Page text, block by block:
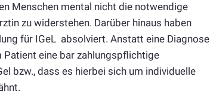
Menschen mental nicht die notwendige
zu widerstehen. Darüber hinaus haben
für IGeL absolviert. Anstatt eine Diagnose
eine bar zahlungspflichtige
bzw., dass es hierbei sich um individuelle